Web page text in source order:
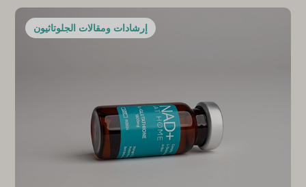
إرشادات ومقالات الجلوتاثيون